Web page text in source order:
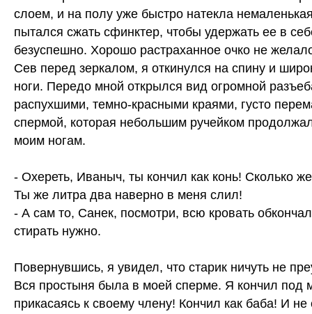
слоем, и на полу уже быстро натекла
пытался сжать сфинктер, чтобы удержать ее в
безуспешно. Хорошо растраханное очко не
Сев перед зеркалом, я откинулся на спину и
ноги. Передо мной открылся вид огромной
распухшими, темно-красными краями, густо
спермой, которая небольшим ручейком
моим ногам.
- Охереть, Иваныч, ты кончил как конь! Сколько
Ты же литра два наверно в меня слил!
- А сам то, Санек, посмотри, всю кровать
стирать нужно.
Повернувшись, я увидел, что старик ничуть не
Вся простыня была в моей сперме. Я кончил под
прикасаясь к своему члену! Кончил как баба! И не